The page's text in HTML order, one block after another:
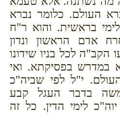
העולם. כלומר נברא
בראשית. והוא ר"ח
אדם הראשון ונדון
הקב"ה לכל בניו שידונו
במדרש בפסיקתא. ואי
י"ל לפי שביה"כ
בדבר העגל קבע
לימי הדין. כל זה